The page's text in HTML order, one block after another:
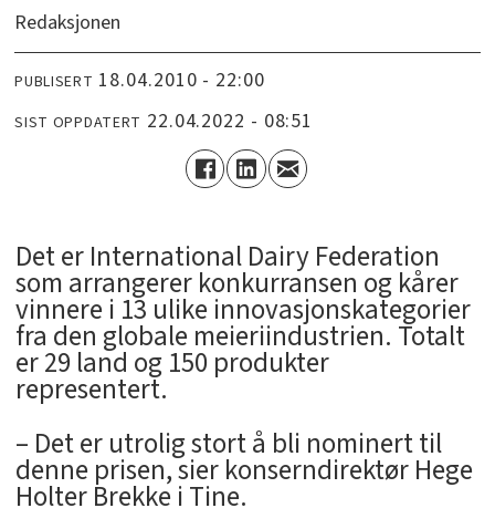
Redaksjonen
PUBLISERT 18.04.2010 - 22:00
SIST OPPDATERT 22.04.2022 - 08:51
Det er International Dairy Federation
som arrangerer konkurransen og kårer
vinnere i 13 ulike innovasjonskategorier
fra den globale meieriindustrien. Totalt
er 29 land og 150 produkter
representert.
– Det er utrolig stort å bli nominert til
denne prisen, sier konserndirektør Hege
Holter Brekke i Tine.